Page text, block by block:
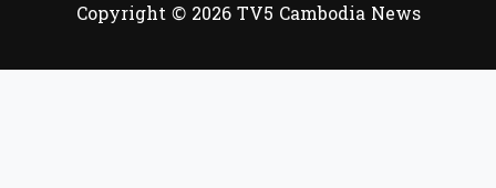
Copyright © 2026 TV5 Cambodia News